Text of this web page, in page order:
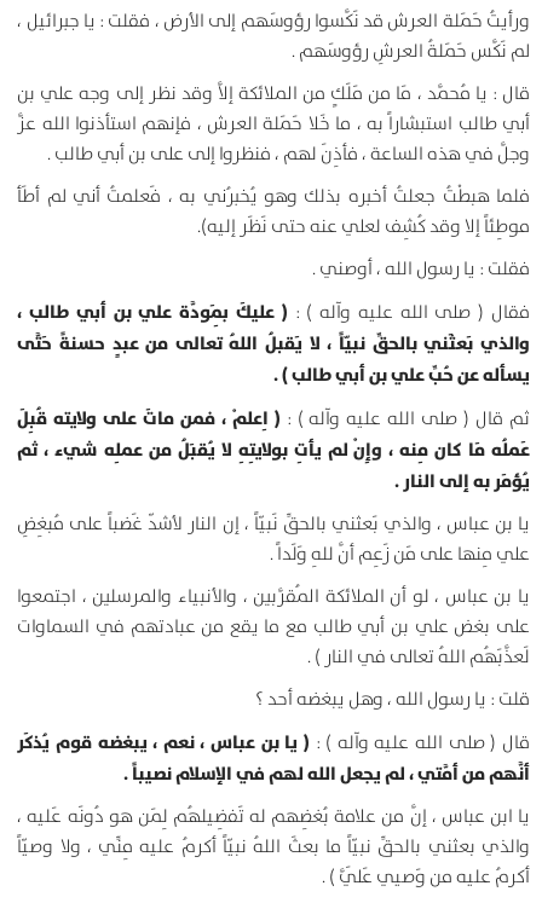
ورأيتُ حَمَلة العرش قد نَكَّسوا رؤوسَهم إلى الأرض ، فقلت : يا جبرائيل ،
لم نَكَّس حَمَلةُ العرشِ رؤوسَهم .
قال : يا مُحمَّد ، مَا من مَلَكٍ من الملائكة إلاَّ وقد نظر إلى وجه علي بن
أبي طالب استبشاراً به ، ما خَلا حَمَلة العرش ، فإنهم استأذنوا الله عزَّ
وجلَّ في هذه الساعة ، فأذِنَ لهم ، فنظروا إلى على بن أبي طالب .
فلما هبطْتُ جعلتُ أخبره بذلك وهو يُخبرُني به ، فَعلمتُ أني لم أطَأ
موطِئاً إلا وقد كُشِف لعلي عنه حتى نَظَر إليه).
فقلت : يا رسول الله ، أوصني .
فقال ( صلى الله عليه وآله ) : ( عليكَ بِمَودَّة علي بن أبي طالب ،
والذي بَعثَني بالحقِّ نبيّاً ، لا يَقبلُ اللهُ تعالى من عبدٍ حسنةً حَتَّى
يسأله عن حُبِّ علي بن أبي طالب ) .
ثم قال ( صلى الله عليه وآله ) : ( اِعلمْ ، فمن ماتَ على ولايته قُبِلَ
عَملُه مَا كان مِنه ، وإِنْ لم يأتِ بولايتِهِ لا يُقبَلُ من عملِه شيء ، ثم
يُؤمَر به إلى النار .
يا بن عباس ، والذي بَعثني بالحقِّ نَبيّاً ، إن النار لأشدّ غَضباً على مُبغِضِ
علي مِنها على مَن زَعِم أنَّ للهِ وَلَداً .
يا بن عباس ، لو أن الملائكة المُقرَّبين ، والأنبياء والمرسلين ، اجتمعوا
على بغض علي بن أبي طالب مع ما يقع من عبادتهم في السماوات
لَعذَّبَهُم اللهُ تعالى في النار ) .
قلت : يا رسول الله ، وهل يبغضه أحد ؟
قال ( صلى الله عليه وآله ) : ( يا بن عباس ، نعم ، يبغضه قوم يُذكَر
أنَّهم من أمَّتي ، لم يجعل الله لهم في الإسلام نصيباً .
يا ابن عباس ، إنَّ من علامة بُغضِهم له تَفضِيلهُم لِمَن هو دُونَه عَليه ،
والذي بعثني بالحقِّ نبيّاً ما بعثَ اللهُ نبيّاً أكرمُ عليه مِنِّي ، ولا وصيّاً
أكرمُ عليه من وَصيي عَلَيَّ ) .